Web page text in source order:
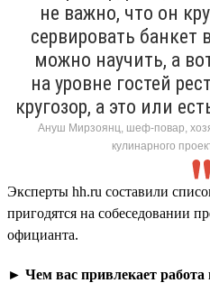
не важно, что он
сервировать банкет
можно научить, а
на уровне гостей
кругозор, а это или
Ануш Мирзоянц, шеф-повар,
кулинарного
Эксперты hh.ru составили
пригодятся на собеседовании
официанта.
► Чем вас привлекает работа